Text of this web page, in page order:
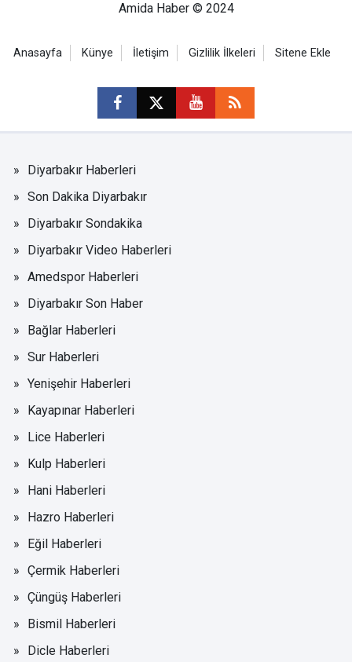
Amida Haber © 2024
Anasayfa Künye İletişim Gizlilik İlkeleri Sitene Ekle
Diyarbakır Haberleri
Son Dakika Diyarbakır
Diyarbakır Sondakika
Diyarbakır Video Haberleri
Amedspor Haberleri
Diyarbakır Son Haber
Bağlar Haberleri
Sur Haberleri
Yenişehir Haberleri
Kayapınar Haberleri
Lice Haberleri
Kulp Haberleri
Hani Haberleri
Hazro Haberleri
Eğil Haberleri
Çermik Haberleri
Çüngüş Haberleri
Bismil Haberleri
Dicle Haberleri